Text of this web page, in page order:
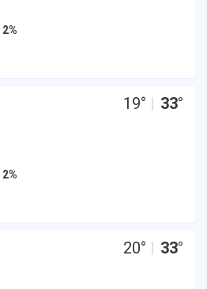
2%
19° | 33°
2%
20° | 33°